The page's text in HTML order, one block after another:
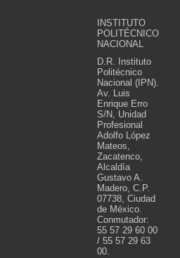
INSTITUTO
POLITÉCNICO
NACIONAL
D.R. Instituto
Politécnico
Nacional (IPN).
Av. Luis
Enrique Erro
S/N, Unidad
Profesional
Adolfo López
Mateos,
Zacatenco,
Alcaldía
Gustavo A.
Madero, C.P.
07738, Ciudad
de México.
Conmutador:
55 57 29 60 00
/ 55 57 29 63
00.